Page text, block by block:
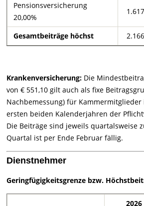
Pensionsversicherung
20,00%
Gesamtbeiträge höchst
Krankenversicherung: Die
von € 551,10 gilt auch als fixe
Nachbemessung) für Kammermitglieder
ersten beiden Kalenderjahren der
Die Beiträge sind jeweils quartalsweise
Quartal ist per Ende Februar fällig.
Dienstnehmer
Geringfügigkeitsgrenze bzw.
2026